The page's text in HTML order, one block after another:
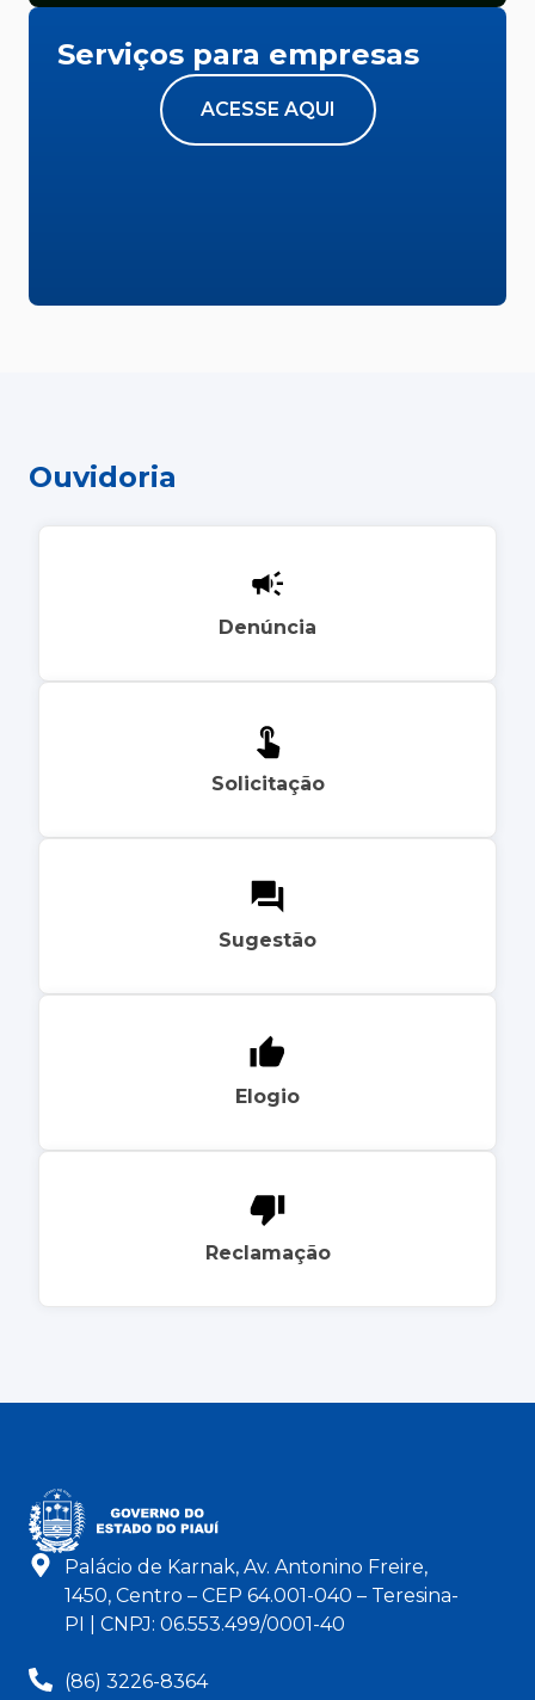
Serviços para empresas
ACESSE AQUI
Ouvidoria
Denúncia
Solicitação
Sugestão
Elogio
Reclamação
Palácio de Karnak, Av. Antonino Freire,
1450, Centro – CEP 64.001-040 – Teresina-
PI | CNPJ: 06.553.499/0001-40
(86) 3226-8364